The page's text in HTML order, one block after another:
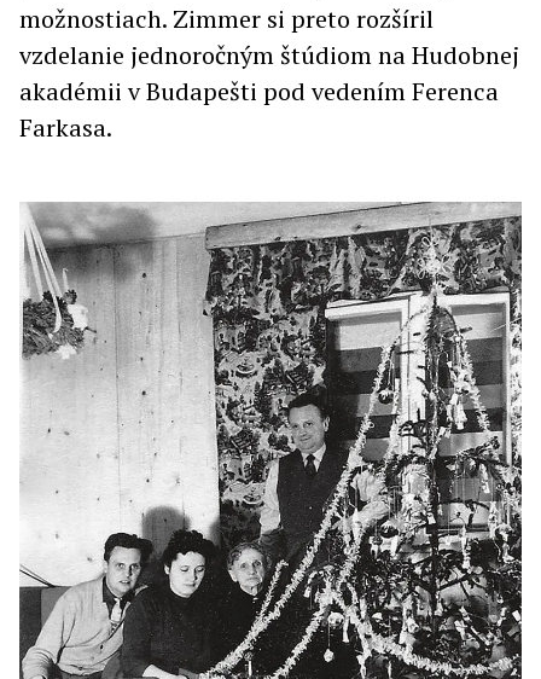
možnostiach. Zimmer si preto rozšíril
vzdelanie jednoročným štúdiom na Hudobnej
akadémii v Budapešti pod vedením Ferenca
Farkasa.